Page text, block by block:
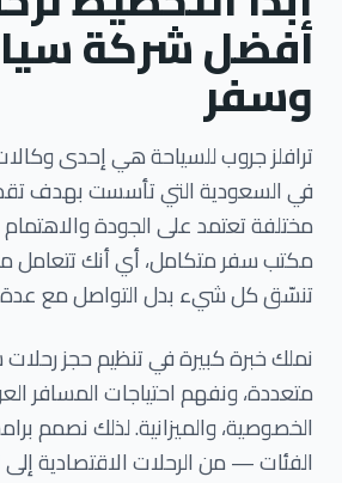
أفضل شركة
وسفر
ترافلز جروب للسياحة هي إحدى
في السعودية التي تأسست بهدف
مختلفة تعتمد على الجودة
مكتب سفر متكامل، أي أنك تتعامل
تنسّق كل شيء بدل التواصل مع عدة
نملك خبرة كبيرة في تنظيم حجز
متعددة، ونفهم احتياجات المسافر
الخصوصية، والميزانية. لذلك نصمم
الفئات — من الرحلات الاقتصادية إلى